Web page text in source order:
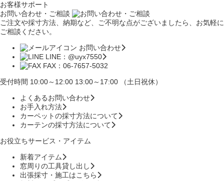
お客様サポート
お問い合わせ・ご相談
ご注文や採寸方法、納期など、ご不明な点がございましたら、お気軽に
ご相談ください。
お問い合わせ
LINE：@uyx7550
FAX：06-7657-5032
受付時間 10:00～12:00 13:00～17:00 （土日祝休）
よくあるお問い合わせ
お手入れ方法
カーペットの採寸方法について
カーテンの採寸方法について
お役立ちサービス・アイテム
新着アイテム
窓周りの工具貸し出し
出張採寸・施工はこちら